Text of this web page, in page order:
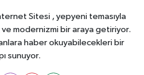
Sitesi , yepyeni temasıyla
modernizmi bir araya getiriyor.
haber okuyabilecekleri bir
sunuyor.